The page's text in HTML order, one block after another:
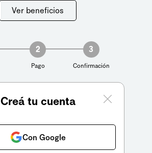
Ver beneficios
2
Pago
3
Confirmación
Creá tu cuenta
Con Google